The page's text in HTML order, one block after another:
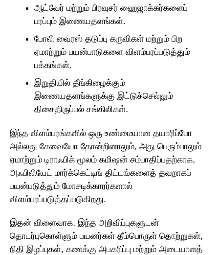
ஆட்வேர் மற்றும் பிரவுசர் ஹைஜாக்கர்களைப்
பரப்பும் இணையதளங்கள்.
போலி வைரஸ் தடுப்பு கருவிகள் மற்றும் பிற
ஏமாற்றும் பயன்பாடுகளை விளம்பரப்படுத்தும்
பக்கங்கள்.
இறுதியில் தீங்கிழைக்கும்
இணையதளங்களுக்கு இட்டுச்செல்லும்
திசைதிருப்பல் சங்கிலிகள்.
இந்த விளம்பரங்களில் ஒரு உண்மையான தயாரிப்போ
அல்லது சேவையோ தோன்றினாலும், அது பெரும்பாலும்
ஏமாற்றும் டிராஃபிக் மூலம் கமிஷன் சம்பாதிப்பதற்காக,
அஃபிலியேட் மார்க்கெட்டிங் திட்டங்களைத் தவறாகப்
பயன்படுத்தும் மோசடிக்காரர்களால்
விளம்பரப்படுத்தப்படுகிறது.
இதன் விளைவாக, இந்த அறிவிப்புகளுடன்
தொடர்புகொள்ளும் பயனர்கள் தீம்பொருள் தொற்றுகள்,
நிதி இழப்புகள், கணக்கு அபகரிப்பு மற்றும் அடையாளத்